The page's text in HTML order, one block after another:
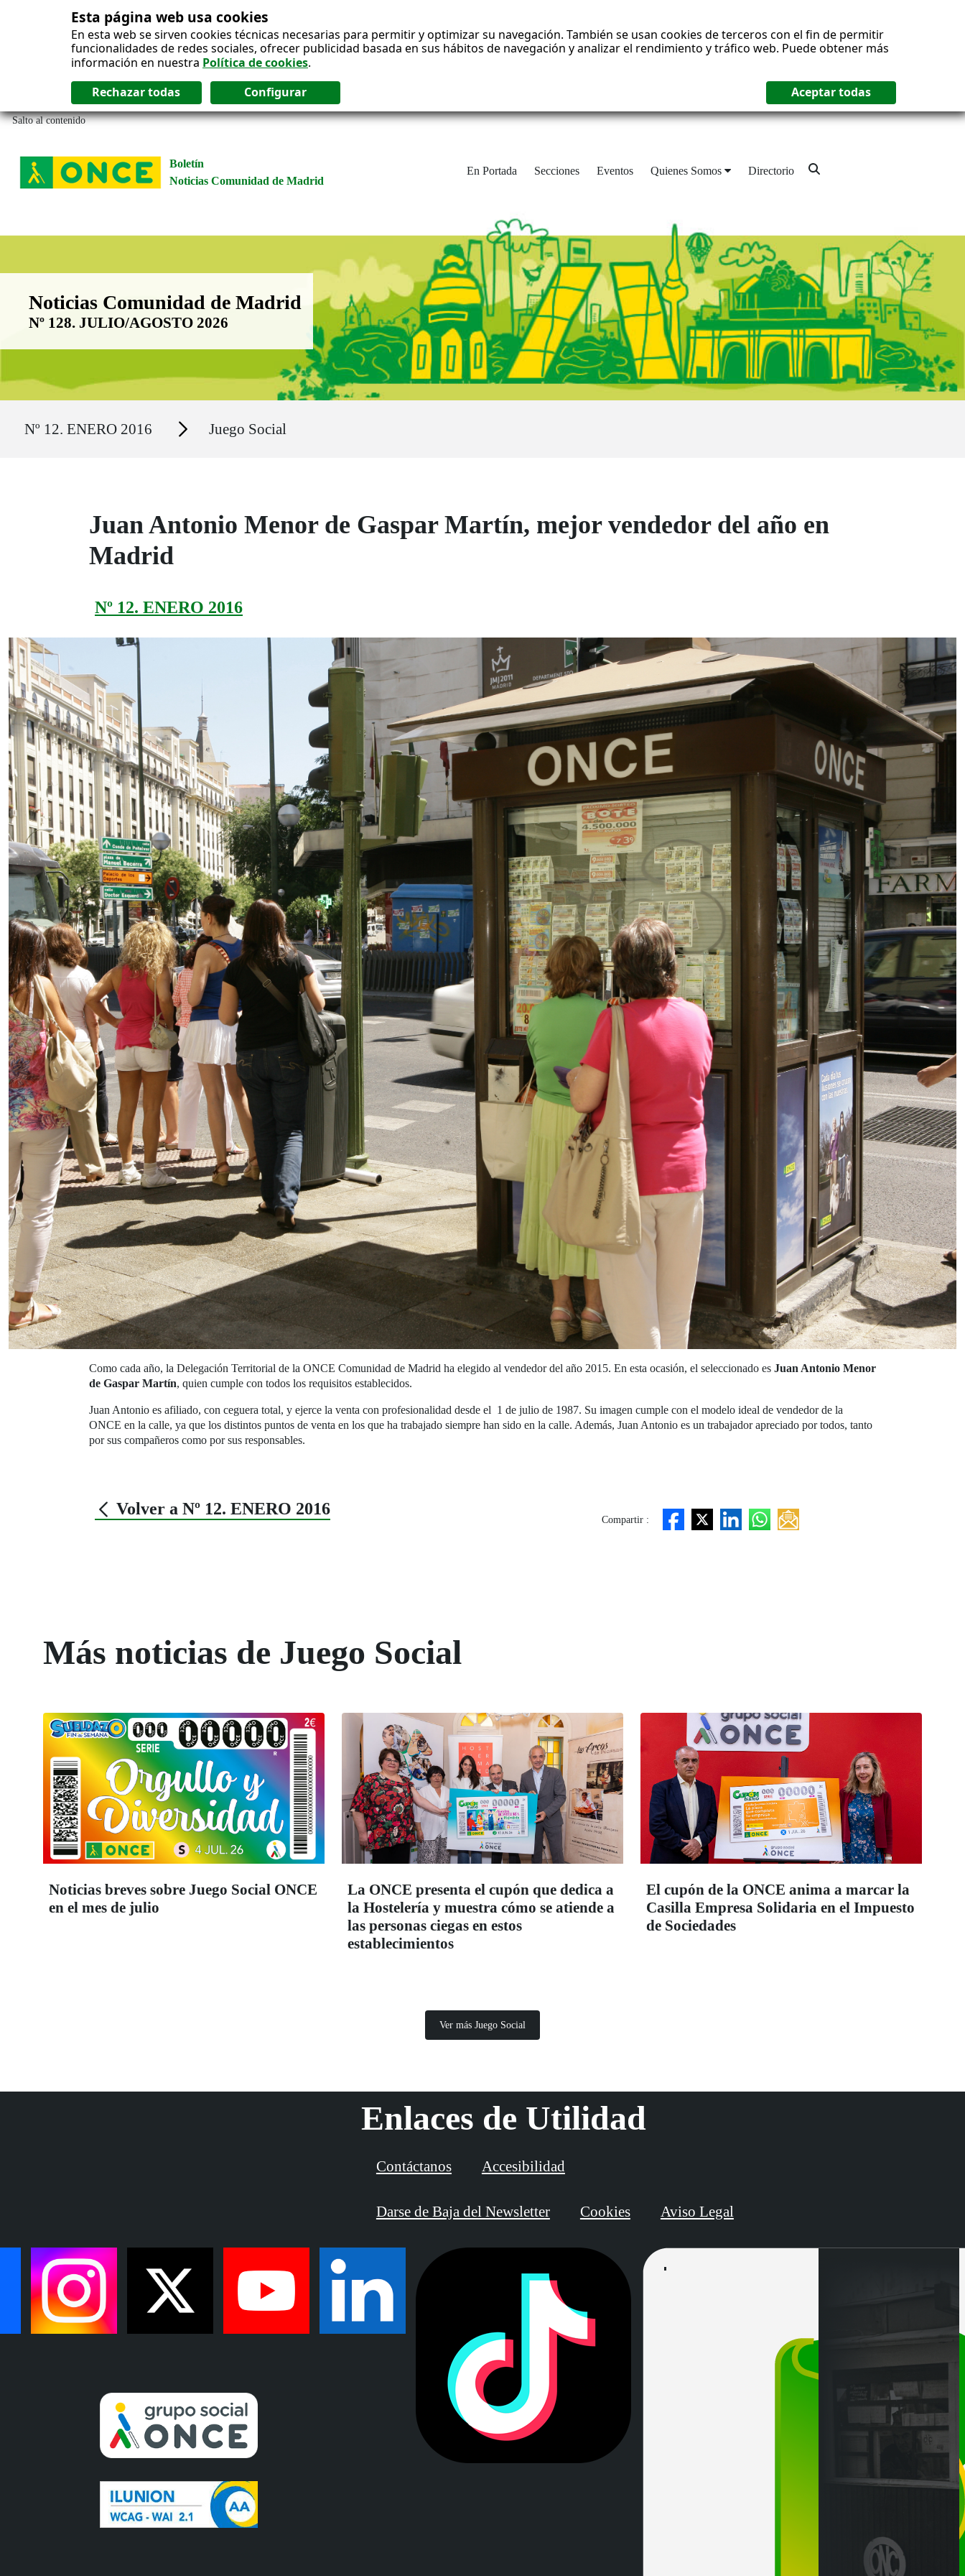
Esta página web usa cookies
En esta web se sirven cookies técnicas necesarias para permitir y optimizar su navegación. También se usan cookies de terceros con el fin de permitir
funcionalidades de redes sociales, ofrecer publicidad basada en sus hábitos de navegación y analizar el rendimiento y tráfico web. Puede obtener más
información en nuestra Política de cookies.
Salto al contenido
Boletín
Noticias Comunidad de Madrid
En Portada Secciones Eventos Quienes Somos Directorio
Boletín Noticias Comunidad de Madrid
Noticias Comunidad de Madrid
Nº 128. JULIO/AGOSTO 2026
Nº 12. ENERO 2016 Secciones Juego Social
Juan Antonio Menor de Gaspar Martín, mejor vendedor del año en
Madrid
Nº 12. ENERO 2016
Como cada año, la Delegación Territorial de la ONCE Comunidad de Madrid ha elegido al vendedor del año 2015. En esta ocasión, el seleccionado es Juan Antonio Menor
de Gaspar Martín, quien cumple con todos los requisitos establecidos.
Juan Antonio es afiliado, con ceguera total, y ejerce la venta con profesionalidad desde el 1 de julio de 1987. Su imagen cumple con el modelo ideal de vendedor de la
ONCE en la calle, ya que los distintos puntos de venta en los que ha trabajado siempre han sido en la calle. Además, Juan Antonio es un trabajador apreciado por todos, tanto
por sus compañeros como por sus responsables.
Volver a Nº 12. ENERO 2016
Compartir :
Más noticias de Juego Social
Noticias breves sobre Juego Social ONCE
en el mes de julio
La ONCE presenta el cupón que dedica a
la Hostelería y muestra cómo se atiende a
las personas ciegas en estos
establecimientos
El cupón de la ONCE anima a marcar la
Casilla Empresa Solidaria en el Impuesto
de Sociedades
Ver más Juego Social
Enlaces de Utilidad
Contáctanos Accesibilidad
Darse de Baja del Newsletter Cookies Aviso Legal